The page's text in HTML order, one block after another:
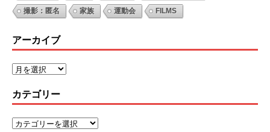
撮影：匿名 家族 運動会 FILMS
アーカイブ
カテゴリー